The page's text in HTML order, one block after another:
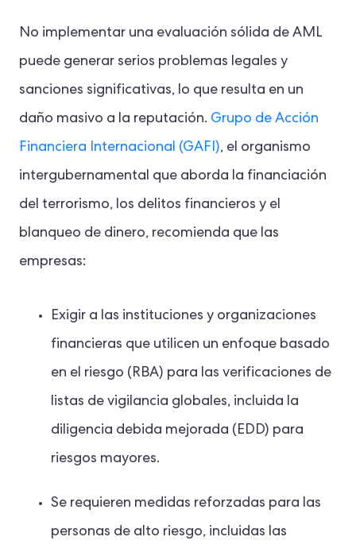
No implementar una evaluación sólida de AML
puede generar serios problemas legales y
sanciones significativas, lo que resulta en un
daño masivo a la reputación. Grupo de Acción
Financiera Internacional (GAFI), el organismo
intergubernamental que aborda la financiación
del terrorismo, los delitos financieros y el
blanqueo de dinero, recomienda que las
empresas:
Exigir a las instituciones y organizaciones
financieras que utilicen un enfoque basado
en el riesgo (RBA) para las verificaciones de
listas de vigilancia globales, incluida la
diligencia debida mejorada (EDD) para
riesgos mayores.
Se requieren medidas reforzadas para las
personas de alto riesgo, incluidas las